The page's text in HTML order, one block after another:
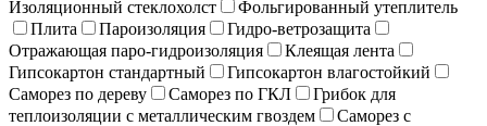
Изоляционный стеклохолст
Фольгированный утеплитель
Плита
Пароизоляция
Гидро-ветрозащита
Отражающая паро-гидроизоляция
Клеящая лента
Гипсокартон стандартный
Гипсокартон влагостойкий
Саморез по дереву
Саморез по ГКЛ
Грибок для
теплоизоляции с металлическим гвоздем
Саморез с